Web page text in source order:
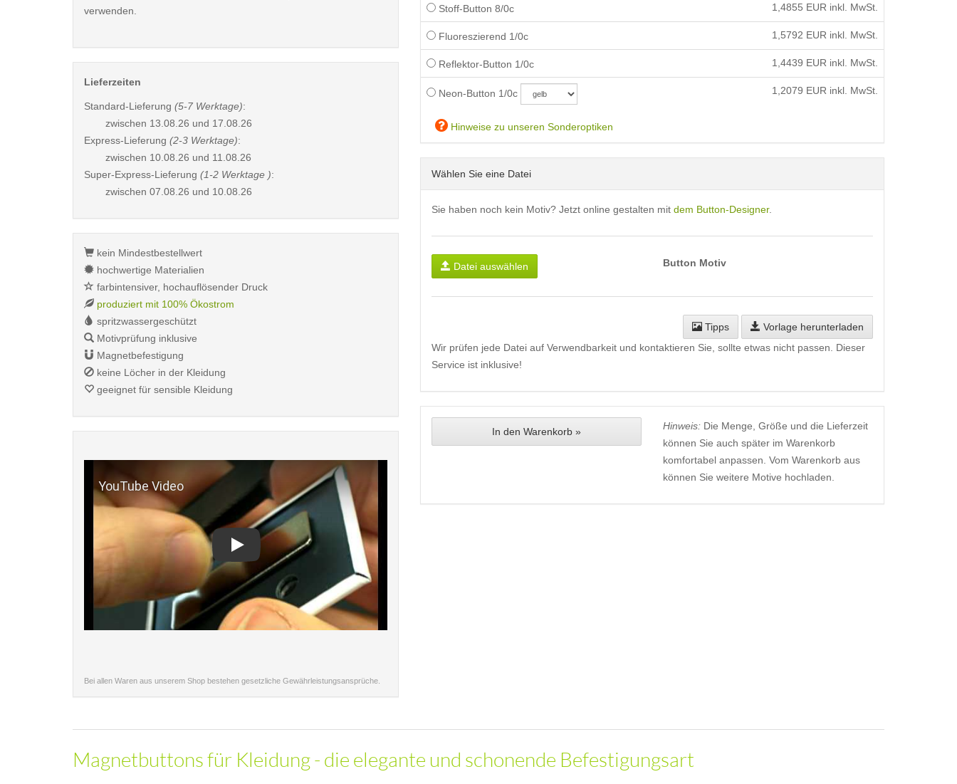
Stoff-Button 8/0c 1,4855 EUR inkl. MwSt.
Fluoreszierend 1/0c 1,5792 EUR inkl. MwSt.
Reflektor-Button 1/0c 1,4439 EUR inkl. MwSt.
Neon-Button 1/0c 1,2079 EUR inkl. MwSt.
Hinweise zu unseren Sonderoptiken
Wählen Sie eine Datei
Sie haben noch kein Motiv? Jetzt online gestalten mit dem Button-Designer.
Datei auswählen Button Motiv
Tipps
Vorlage herunterladen
Wir prüfen jede Datei auf Verwendbarkeit und kontaktieren Sie, sollte etwas nicht passen. Dieser
Service ist inklusive!
In den Warenkorb » Hinweis:Die Menge, Größe und die Lieferzeit
können Sie auch später im Warenkorb
komfortabel anpassen. Vom Warenkorb aus
können Sie weitere Motive hochladen.
verwenden.
Lieferzeiten
Standard-Lieferung (5-7 Werktage):
zwischen 13.08.26 und 17.08.26
Express-Lieferung (2-3 Werktage):
zwischen 10.08.26 und 11.08.26
Super-Express-Lieferung (1-2 Werktage ):
zwischen 07.08.26 und 10.08.26
kein Mindestbestellwert
hochwertige Materialien
farbintensiver, hochauflösender Druck
produziert mit 100% Ökostrom
spritzwassergeschützt
Motivprüfung inklusive
Magnetbefestigung
keine Löcher in der Kleidung
geeignet für sensible Kleidung
Bei allen Waren aus unserem Shop bestehen gesetzliche Gewährleistungsansprüche.
Magnetbuttons für Kleidung - die elegante und schonende Befestigungsart